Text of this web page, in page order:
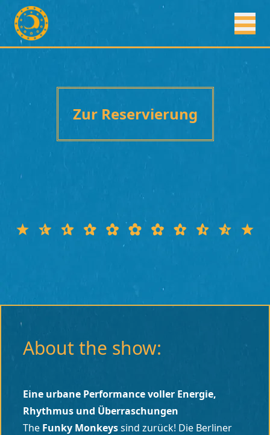
Zur Reservierung
About the show:
Eine urbane Performance voller Energie,
Rhythmus und Überraschungen
The Funky Monkeyssind zurück! Die Berliner